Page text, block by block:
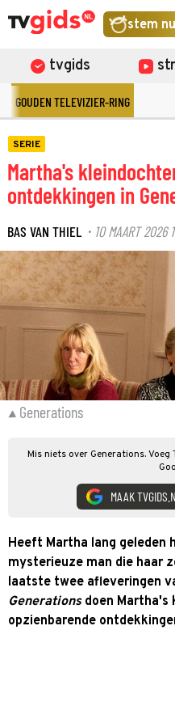
stem
tvgids
GOUDEN TELEVIZIER-RING
SERIE
Martha's
ontdekkingen in
BAS VAN THIEL· 10 MAART 2026
Generations
Mis niets over Generations.
MAAK
Heeft Martha lang geleden
mysterieuze man die haar
laatste twee afleveringen
Generationsdoen Martha's
opzienbarende